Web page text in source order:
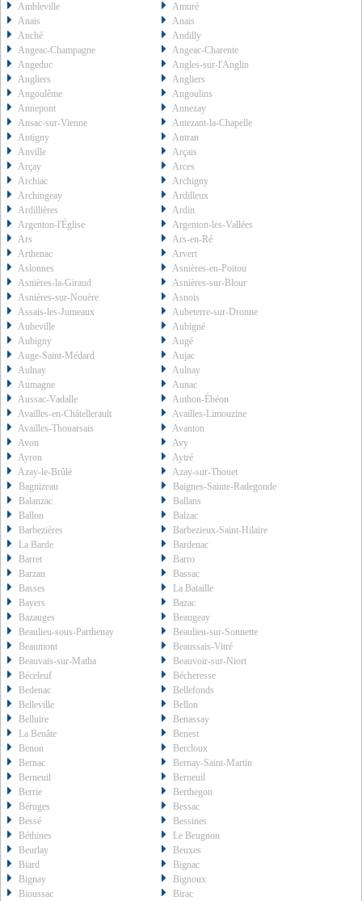
Ambleville
Amuré
Anais
Anais
Anché
Andilly
Angeac-Champagne
Angeac-Charente
Angeduc
Angles-sur-l'Anglin
Angliers
Angliers
Angoulême
Angoulins
Annepont
Annezay
Ansac-sur-Vienne
Antezant-la-Chapelle
Antigny
Antran
Anville
Arçais
Arçay
Arces
Archiac
Archigny
Archingeay
Ardilleux
Ardillières
Ardin
Argenton-l'Église
Argenton-les-Vallées
Ars
Ars-en-Ré
Arthenac
Arvert
Aslonnes
Asnières-en-Poitou
Asnières-la-Giraud
Asnières-sur-Blour
Asnières-sur-Nouère
Asnois
Assais-les-Jumeaux
Aubeterre-sur-Dronne
Aubeville
Aubigné
Aubigny
Augé
Auge-Saint-Médard
Aujac
Aulnay
Aulnay
Aumagne
Aunac
Aussac-Vadalle
Authon-Ébéon
Availles-en-Châtellerault
Availles-Limouzine
Availles-Thouarsais
Avanton
Avon
Avy
Ayron
Aytré
Azay-le-Brûlé
Azay-sur-Thouet
Bagnizeau
Baignes-Sainte-Radegonde
Balanzac
Ballans
Ballon
Balzac
Barbezières
Barbezieux-Saint-Hilaire
La Barde
Bardenac
Barret
Barro
Barzan
Bassac
Basses
La Bataille
Bayers
Bazac
Bazauges
Beaugeay
Beaulieu-sous-Parthenay
Beaulieu-sur-Sonnette
Beaumont
Beaussais-Vitré
Beauvais-sur-Matha
Beauvoir-sur-Niort
Béceleuf
Bécheresse
Bedenac
Bellefonds
Belleville
Bellon
Belluire
Benassay
La Benâte
Benest
Benon
Bercloux
Bernac
Bernay-Saint-Martin
Berneuil
Berneuil
Berrie
Berthegon
Béruges
Bessac
Bessé
Bessines
Béthines
Le Beugnon
Beurlay
Beuxes
Biard
Bignac
Bignay
Bignoux
Bioussac
Birac